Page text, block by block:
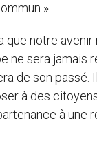
».
que notre
ne sera jamais
de son passé.
à des
à une